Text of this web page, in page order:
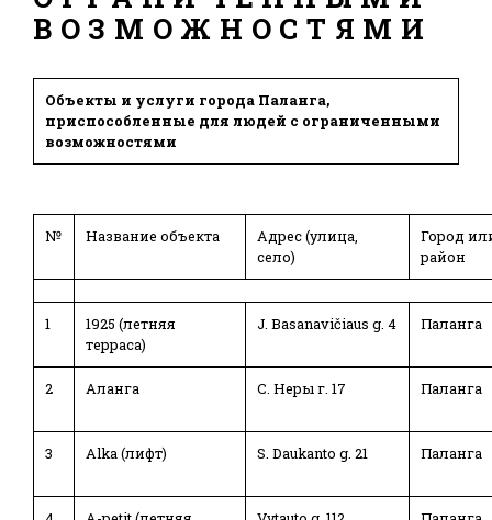
ВОЗМОЖНОСТЯМИ
Объекты и услуги города Паланга,
приспособленные для людей с ограниченными
возможностями
№ Название объекта
Адрес (улица,
село)
Город
район
1
1925 (летняя
терраса)
J. Basanavičiaus g. 4 Паланга
2 Аланга С. Неры г. 17 Паланга
3 Alka (лифт) S. Daukanto g. 21 Паланга